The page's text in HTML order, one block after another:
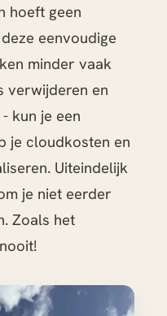
hoeft geen
eenvoudige
minder vaak
verwijderen en
kun je een
je cloudkosten en
Uiteindelijk
je niet eerder
Zoals het